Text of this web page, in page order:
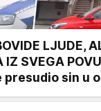
LJUDE,
IZ SVEGA
presudio sin u